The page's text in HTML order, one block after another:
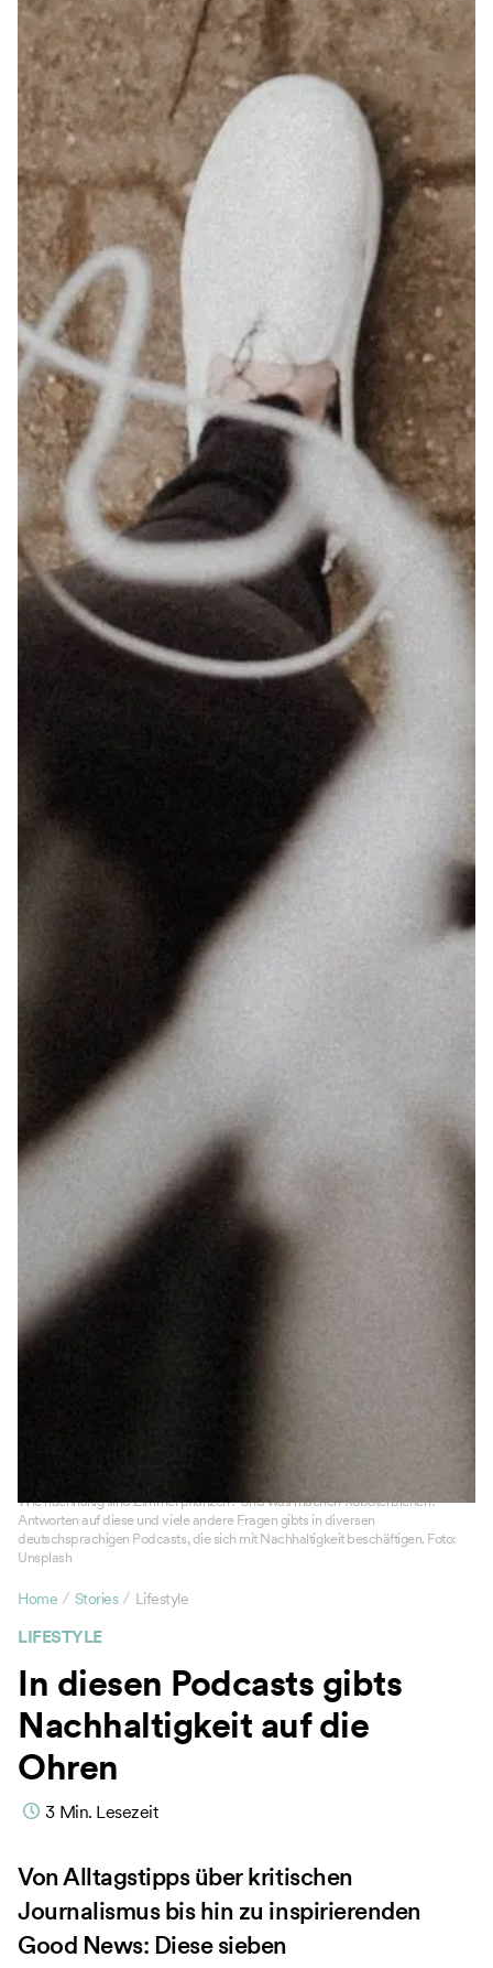
Wie nachhaltig sind Zimmerpflanzen? Und was machen Roboterbienen?
Antworten auf diese und viele andere Fragen gibts in diversen
deutschsprachigen Podcasts, die sich mit Nachhaltigkeit beschäftigen. Foto:
Unsplash
LIFESTYLE
Home / Stories / Lifestyle
In diesen Podcasts gibts
Nachhaltigkeit auf die
Ohren
3 Min. Lesezeit
Von Alltagstipps über kritischen
Journalismus bis hin zu inspirierenden
Good News: Diese sieben